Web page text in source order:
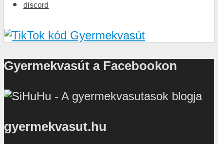
discord
Gyermekvasút a Facebookon
gyermekvasut.hu